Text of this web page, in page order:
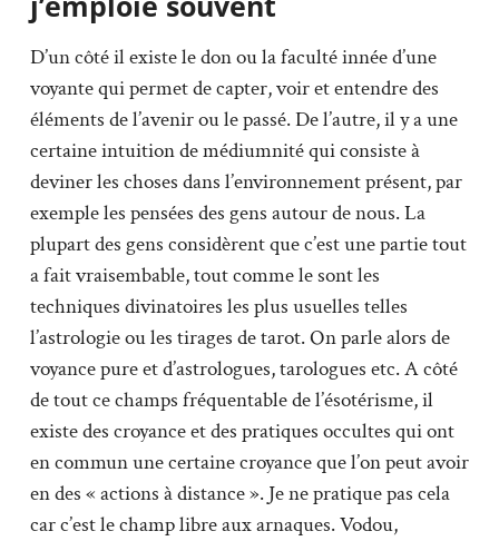
D’un côté il existe le don ou la faculté innée d’une
voyante qui permet de capter, voir et entendre des
éléments de l’avenir ou le passé. De l’autre, il y a une
certaine intuition de médiumnité qui consiste à
deviner les choses dans l’environnement présent, par
exemple les pensées des gens autour de nous. La
plupart des gens considèrent que c’est une partie tout
a fait vraisembable, tout comme le sont les
techniques divinatoires les plus usuelles telles
l’astrologie ou les tirages de tarot. On parle alors de
voyance pure et d’astrologues, tarologues etc. A côté
de tout ce champs fréquentable de l’ésotérisme, il
existe des croyance et des pratiques occultes qui ont
en commun une certaine croyance que l’on peut avoir
en des « actions à distance ». Je ne pratique pas cela
car c’est le champ libre aux arnaques. Vodou,